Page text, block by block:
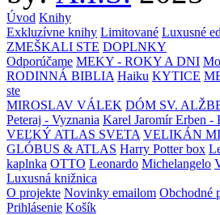
Úvod Knihy
Exkluzívne knihy Limitované Luxusné
ZMEŠKALI STE DOPLNKY
Odporúčame MEKY - ROKY A DNI
RODINNÁ BIBLIA Haiku KYTICE
ste
MIROSLAV VÁLEK DÓM SV.
Peteraj - Vyznania Karel Jaromír Erben -
VEĽKÝ ATLAS SVETA VELIKÁN
GLÓBUS & ATLAS Harry Potter box
kaplnka OTTO Leonardo Michelangelo
Luxusná knižnica
O projekte Novinky emailom Obchodné
Prihlásenie Košík